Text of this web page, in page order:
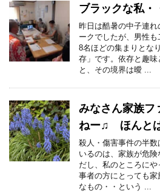
ブラックな私・
昨日は酷暑の中子連
ークでしたが、男性
8名ほどの集まりとな
存」です。依存と趣
と、その境界は曖 ...
みなさん家族フ
ねー♫ ほんと
殺人・傷害事件の半
いるのは、家族が危
だし、私のところに
事者の方にとっても
なもの・・という ...